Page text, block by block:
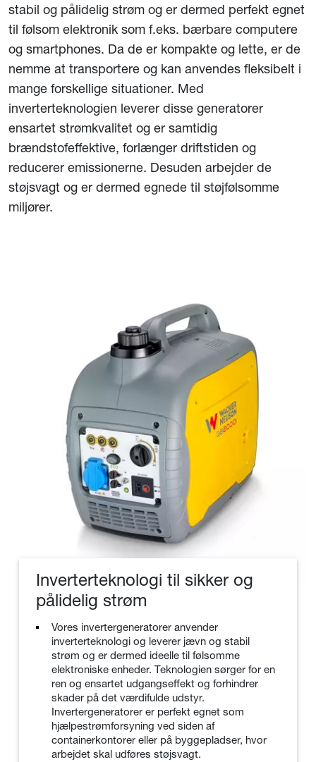
stabil og pålidelig strøm og er dermed perfekt egnet
til følsom elektronik som f.eks. bærbare computere
og smartphones. Da de er kompakte og lette, er de
nemme at transportere og kan anvendes fleksibelt i
mange forskellige situationer. Med
inverterteknologien leverer disse generatorer
ensartet strømkvalitet og er samtidig
brændstofeffektive, forlænger driftstiden og
reducerer emissionerne. Desuden arbejder de
støjsvagt og er dermed egnede til støjfølsomme
miljører.
Inverterteknologi til sikker og
pålidelig strøm
Vores invertergeneratorer anvender
inverterteknologi og leverer jævn og stabil
strøm og er dermed ideelle til følsomme
elektroniske enheder. Teknologien sørger for en
ren og ensartet udgangseffekt og forhindrer
skader på det værdifulde udstyr.
Invertergeneratorer er perfekt egnet som
hjælpestrømforsyning ved siden af
containerkontorer eller på byggepladser, hvor
arbejdet skal udføres støjsvagt.